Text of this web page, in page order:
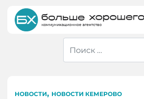
content
НОВОСТИ, НОВОСТИ КЕМЕРОВО